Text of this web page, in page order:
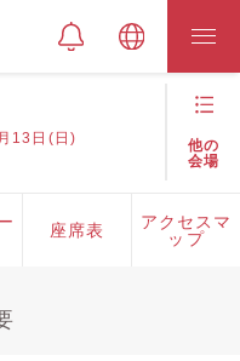
13日(日)
他の
会場
座席表
アクセスマ
ップ